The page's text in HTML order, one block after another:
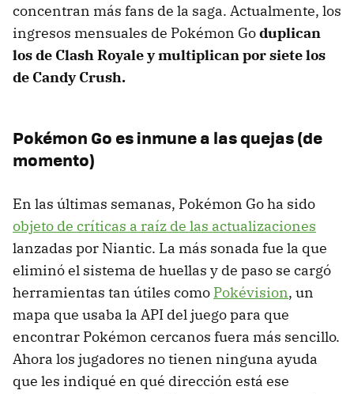
concentran más fans de la saga. Actualmente, los
ingresos mensuales de Pokémon Goduplican
los de Clash Royale y multiplican por siete los
de Candy Crush.
Pokémon Go es inmune a las quejas (de
momento)
En las últimas semanas, Pokémon Go ha sido
objeto de críticas a raíz de las actualizaciones
lanzadas por Niantic. La más sonada fue la que
eliminó el sistema de huellas y de paso se cargó
herramientas tan útiles como Pokévision, un
mapa que usaba la API del juego para que
encontrar Pokémon cercanos fuera más sencillo.
Ahora los jugadores no tienen ninguna ayuda
que les indiqué en qué dirección está ese